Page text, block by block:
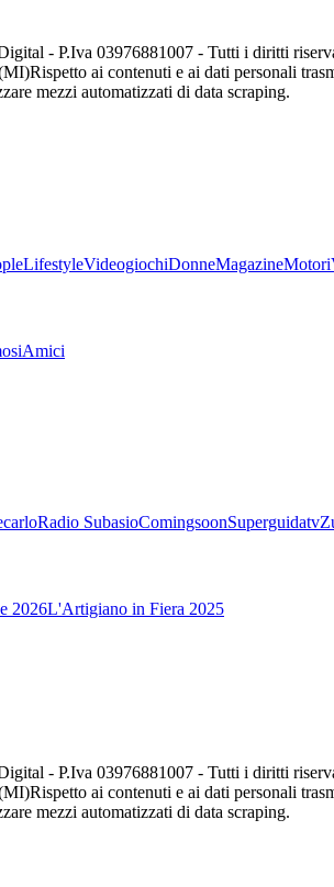
- P.Iva 03976881007 - Tutti i diritti
Rispetto ai contenuti e ai dati personali
mezzi automatizzati di data scraping.
LifestyleVideogiochiDonneMagazineMotori
Amici
Radio SubasioComingsoonSuperguidatv
2026L'Artigiano in Fiera 2025
- P.Iva 03976881007 - Tutti i diritti
Rispetto ai contenuti e ai dati personali
mezzi automatizzati di data scraping.